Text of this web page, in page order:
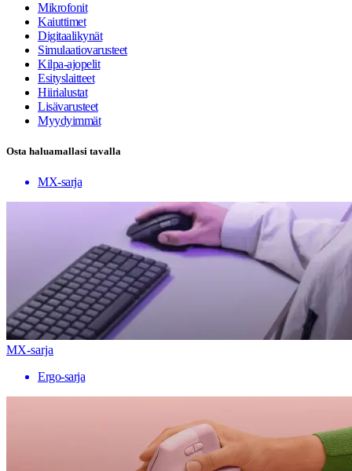
Mikrofonit
Kaiuttimet
Digitaalikynät
Simulaatiovarusteet
Kilpa-ajopelit
Esityslaitteet
Hiirialustat
Lisävarusteet
Myydyimmät
Osta haluamallasi tavalla
MX-sarja
MX-sarja
Ergo-sarja